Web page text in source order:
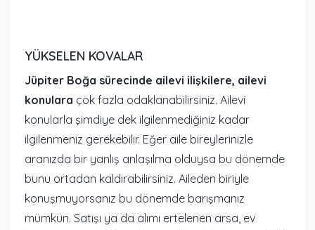
YÜKSELEN KOVALAR
Jüpiter Boğa sürecinde ailevi ilişkilere, ailevi
konulara çok fazla odaklanabilirsiniz. Ailevi
konularla şimdiye dek ilgilenmediğiniz kadar
ilgilenmeniz gerekebilir. Eğer aile bireylerinizle
aranızda bir yanlış anlaşılma olduysa bu dönemde
bunu ortadan kaldırabilirsiniz. Aileden biriyle
konuşmuyorsanız bu dönemde barışmanız
mümkün. Satışı ya da alımı ertelenen arsa, ev